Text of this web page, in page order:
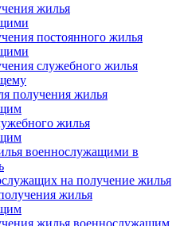
жилья
постоянного жилья
служебного жилья
получения жилья
жилья
военнослужащими в
на получение жилья
жилья
жилья военнослужащим